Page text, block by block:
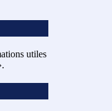
utiles